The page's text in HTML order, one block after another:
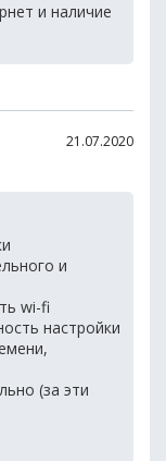
и наличие
21.07.2020
и
wi-fi
настройки
(за эти